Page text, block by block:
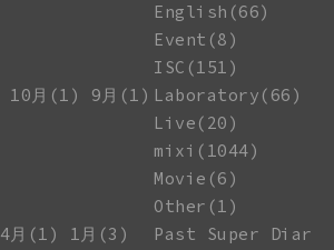
10月(1)
9月(1)
4月(1)
1月(3)
English(66)
Event(8)
ISC(151)
Laboratory(66)
Live(20)
mixi(1044)
Movie(6)
Other(1)
Past Super Diar